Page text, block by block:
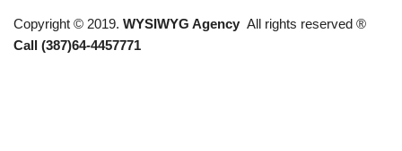
Copyright © 2019. WYSIWYG Agency All rights reserved ®
Call (387)64-4457771